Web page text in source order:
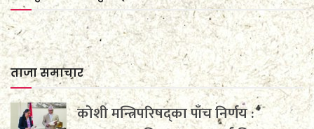
ताजा समाचार
कोशी मन्त्रिपरिषद्का पाँच निर्णय :